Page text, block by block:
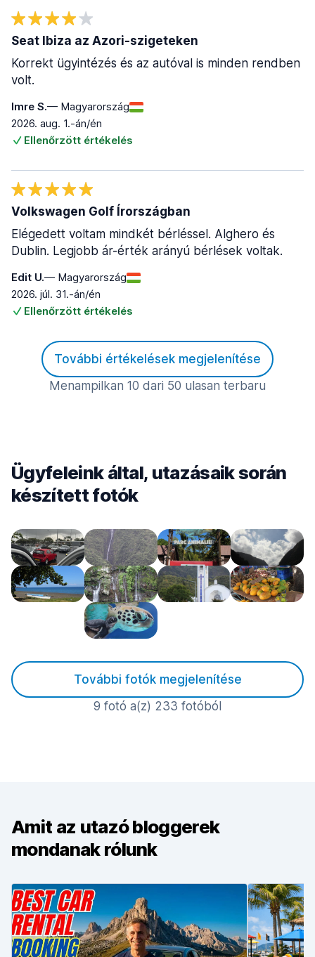
Imre S.— Magyarország
2026. aug. 1.-án/én
Ellenőrzött értékelés
Seat Ibiza az Azori-szigeteken
Korrekt ügyintézés és az autóval is minden rendben
volt.
Edit U.— Magyarország
2026. júl. 31.-án/én
Ellenőrzött értékelés
Volkswagen Golf Írországban
Elégedett voltam mindkét bérléssel. Alghero és
Dublin. Legjobb ár-érték arányú bérlések voltak.
Menampilkan 10 dari 50 ulasan terbaru
További értékelések megjelenítése
Ügyfeleink által, utazásaik során
készített fotók
9 fotó a(z) 233 fotóból
További fotók megjelenítése
Amit az utazó bloggerek
mondanak rólunk